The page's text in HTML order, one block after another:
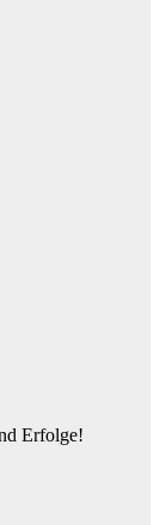
Erfolge!